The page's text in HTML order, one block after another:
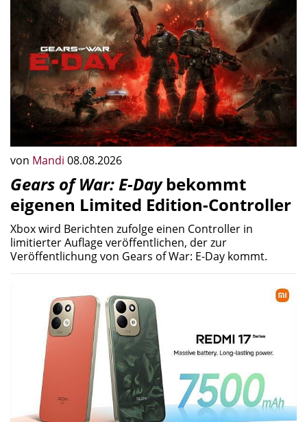
von Mandi 08.08.2026
Gears of War: E-Daybekommt
eigenen Limited Edition-Controller
Xbox wird Berichten zufolge einen Controller in
limitierter Auflage veröffentlichen, der zur
Veröffentlichung von Gears of War: E-Day kommt.